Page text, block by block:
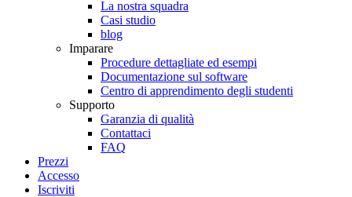
La nostra squadra
Casi studio
blog
Imparare
Procedure dettagliate ed esempi
Documentazione sul software
Centro di apprendimento degli studenti
Supporto
Garanzia di qualità
Contattaci
FAQ
Prezzi
Accesso
Iscriviti